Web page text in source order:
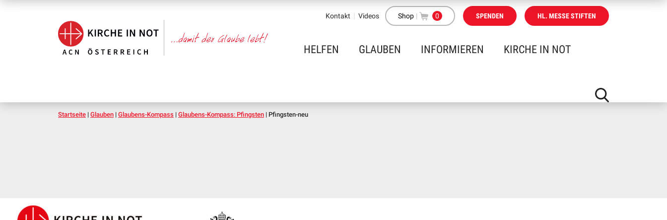
Kontakt Videos Shop | 0 SPENDEN HL. MESSE STIFTEN
HELFEN GLAUBEN INFORMIEREN KIRCHE IN NOT
Startseite | Glauben | Glaubens-Kompass | Glaubens-Kompass: Pfingsten | Pfingsten-neu